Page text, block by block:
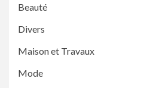
Beauté
Divers
Maison et Travaux
Mode